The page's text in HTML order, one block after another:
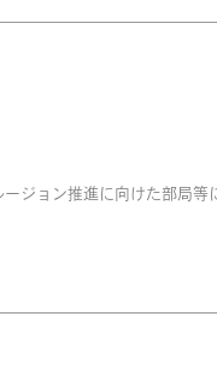
ジョン推進に向けた部局等